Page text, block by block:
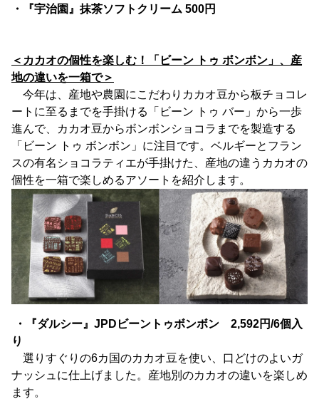
・『宇治園』抹茶ソフトクリーム 500円
＜カカオの個性を楽しむ！「ビーン トゥ ボンボン」、産
地の違いを一箱で＞
今年は、産地や農園にこだわりカカオ豆から板チョコレ
ートに至るまでを手掛ける「ビーン トゥ バー」から一歩
進んで、カカオ豆からボンボンショコラまでを製造する
「ビーン トゥ ボンボン」に注目です。ベルギーとフラン
スの有名ショコラティエが手掛けた、産地の違うカカオの
個性を一箱で楽しめるアソートを紹介します。
・『ダルシー』JPDビーントゥボンボン 2,592円/6個入
り
選りすぐりの6カ国のカカオ豆を使い、口どけのよいガ
ナッシュに仕上げました。産地別のカカオの違いを楽しめ
ます。